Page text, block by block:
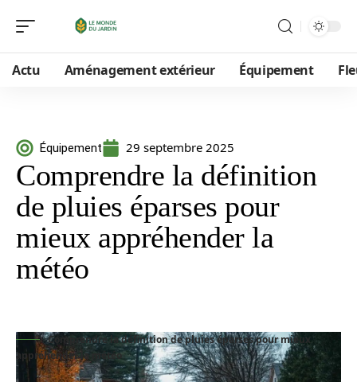
Actu Aménagement extérieur Équipement
Équipement 29 septembre 2025
Comprendre la définition
de pluies éparses pour
mieux appréhender la
météo
Comprendre la définition de pluies éparses pour mieux
appréhender la météo